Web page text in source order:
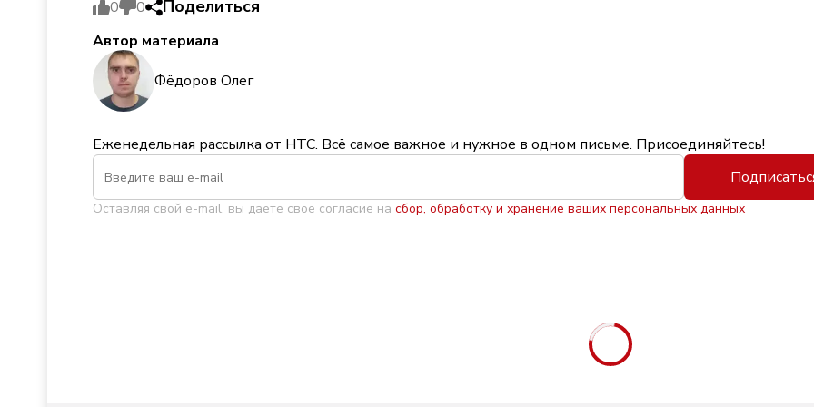
0 0 Поделиться
Автор материала
Фёдоров Олег
Еженедельная рассылка от НТС. Всё самое важное и нужное в одном письме. Присоединяйтесь!
Оставляя свой e-mail, вы даете свое согласие на сбор, обработку и хранение ваших персональных данных